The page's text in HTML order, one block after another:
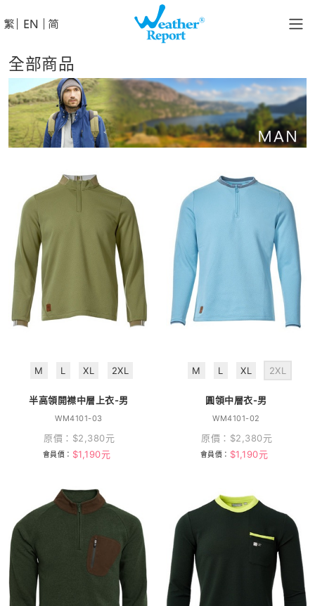
全部商品
M L XL 2XL
半高領開襟中層上衣-男
WM4101-03
原價： $2,380元
會員價： $1,190元
M L XL 2XL
圓領中層衣-男
WM4101-02
原價： $2,380元
會員價： $1,190元